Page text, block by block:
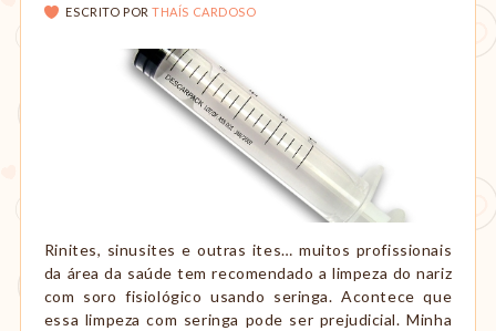
ESCRITO POR THAÍS CARDOSO
Rinites, sinusites e outras ites… muitos profissionais
da área da saúde tem recomendado a limpeza do nariz
com soro fisiológico usando seringa. Acontece que
essa limpeza com seringa pode ser prejudicial. Minha